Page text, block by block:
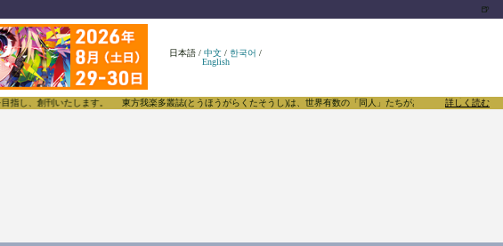
🍺
日本語 /中文 /한국어 /
English
創刊いたします。 東方我楽多叢誌(とうほうがらくたそうし)は、世界有数の「同人」たちがあふれる東方Projectについ
詳しく読む